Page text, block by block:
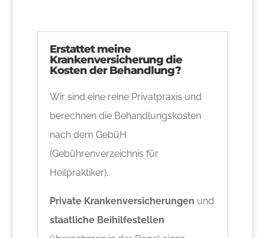
Erstattet meine
Krankenversicherung die
Kosten der Behandlung?
Wir sind eine reine Privatpraxis und
berechnen die Behandlungskosten
nach dem GebüH
(Gebührenverzeichnis für
Heilpraktiker).
Private Krankenversicherungen und
staatliche Beihilfestellen